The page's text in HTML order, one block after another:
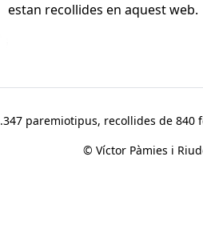
estan recollides en aquest web.
paremiotipus, recollides de
© Víctor Pàmies i